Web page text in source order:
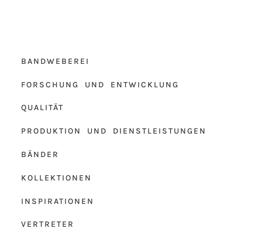
BANDWEBEREI
FORSCHUNG UND ENTWICKLUNG
QUALITÄT
PRODUKTION UND DIENSTLEISTUNGEN
BÄNDER
KOLLEKTIONEN
INSPIRATIONEN
VERTRETER